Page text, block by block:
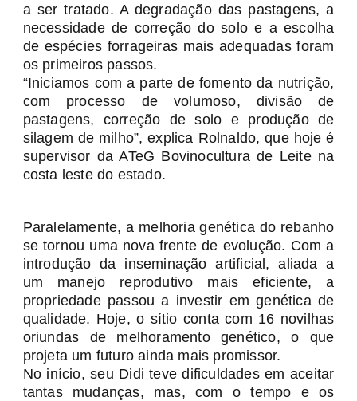
a ser tratado. A degradação das pastagens, a
necessidade de correção do solo e a escolha
de espécies forrageiras mais adequadas foram
os primeiros passos.
“Iniciamos com a parte de fomento da nutrição,
com processo de volumoso, divisão de
pastagens, correção de solo e produção de
silagem de milho”, explica Rolnaldo, que hoje é
supervisor da ATeG Bovinocultura de Leite na
costa leste do estado.
Paralelamente, a melhoria genética do rebanho
se tornou uma nova frente de evolução. Com a
introdução da inseminação artificial, aliada a
um manejo reprodutivo mais eficiente, a
propriedade passou a investir em genética de
qualidade. Hoje, o sítio conta com 16 novilhas
oriundas de melhoramento genético, o que
projeta um futuro ainda mais promissor.
No início, seu Didi teve dificuldades em aceitar
tantas mudanças, mas, com o tempo e os